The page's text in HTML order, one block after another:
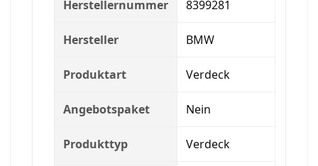
Herstellernummer 8399281
Hersteller BMW
Produktart Verdeck
Angebotspaket Nein
Produkttyp Verdeck